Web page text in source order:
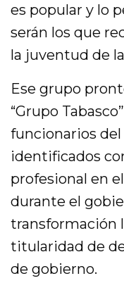
es popular y lo
serán los que
la juventud de
Ese grupo
“Grupo
funcionarios
identificados
profesional en
durante el
transformación
titularidad de
de gobierno.